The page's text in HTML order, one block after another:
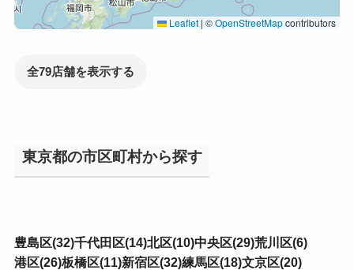
Leaflet | ©OpenStreetMapcontributors
全79店舗を表示する
東京都の市区町村から探す
豊島区(32)千代田区(14)北区(10)中央区(29)荒川区(6)
港区(26)板橋区(11)新宿区(32)練馬区(18)文京区(20)